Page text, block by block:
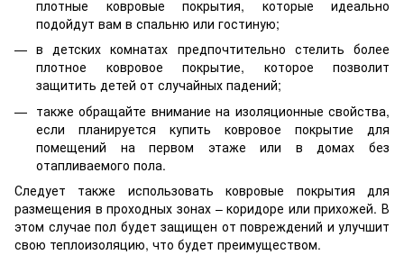
плотные ковровые покрытия, которые идеально
подойдут вам в спальню или гостиную;
в детских комнатах предпочтительно стелить более
плотное ковровое покрытие, которое позволит
защитить детей от случайных падений;
также обращайте внимание на изоляционные свойства,
если планируется купить ковровое покрытие для
помещений на первом этаже или в домах без
отапливаемого пола.
Следует также использовать ковровые покрытия для
размещения в проходных зонах – коридоре или прихожей. В
этом случае пол будет защищен от повреждений и улучшит
свою теплоизоляцию, что будет преимуществом.